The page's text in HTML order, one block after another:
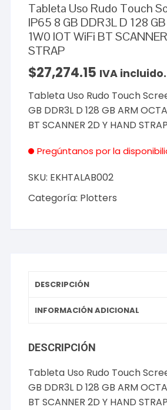
Tableta Uso Rudo Touch
IP65 8 GB DDR3L D 128
1W0 IOT WiFi BT
STRAP
$27,274.15 IVA incluido.
Tableta Uso Rudo Touch
GB DDR3L D 128 GB ARM
BT SCANNER 2D Y HAND STRAP
Pregúntanos por la
SKU: EKHTALAB002
Categoría: Plotters
DESCRIPCIÓN
INFORMACIÓN ADICIONAL
DESCRIPCIÓN
Tableta Uso Rudo Touch
GB DDR3L D 128 GB ARM
BT SCANNER 2D Y HAND STRAP